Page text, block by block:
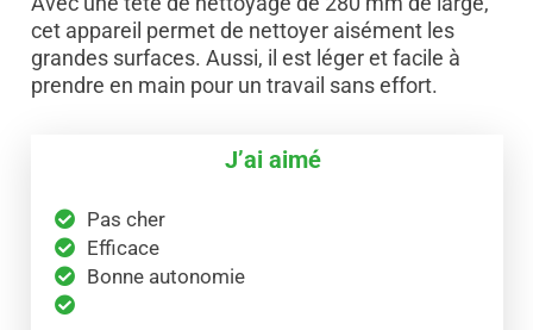
cet appareil permet de nettoyer aisément les
grandes surfaces. Aussi, il est léger et facile à
prendre en main pour un travail sans effort.
J’ai aimé
Pas cher
Efficace
Bonne autonomie